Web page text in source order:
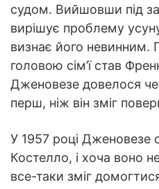
судом. Вийшовши під
вирішує проблему
визнає його невинним.
головою сім’ї став
Дженовезе довелося
перш, ніж він зміг
У 1957 році Дженовезе
Костелло, і хоча воно
все-таки зміг